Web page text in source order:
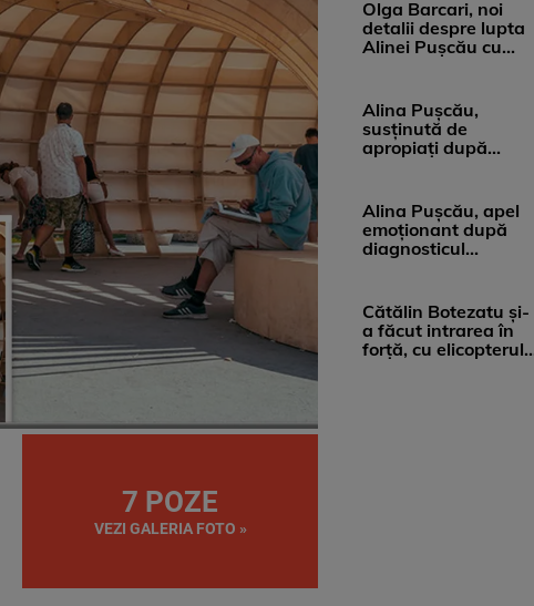
7 POZE
VEZI GALERIA FOTO »
Olga Barcari, noi
detalii despre lupta
Alinei Pușcău cu
Alina Pușcău,
susținută de
apropiați după
medicii, ...
Alina Pușcău, apel
emoționant după
diagnosticul
...
Cătălin Botezatu și-
a făcut intrarea în
forță, cu elicopterul,